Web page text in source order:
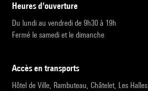
heures d'ouverture
Du lundi au vendredi de 9h30 à 19h
Fermé le samedi et le dimanche
accès en transports
Hôtel de Ville, Rambuteau, Châtelet, Les Halles